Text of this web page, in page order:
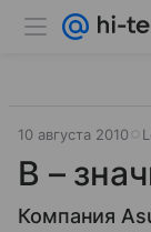
10 августа 2010
B –
Компания